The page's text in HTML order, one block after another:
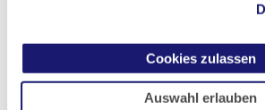
Cookies zulassen
Auswahl erlauben
2016